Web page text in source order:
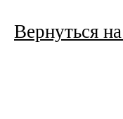
Вернуться